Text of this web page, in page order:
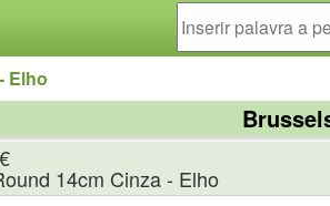
Elho
14cm Cinza - Elho